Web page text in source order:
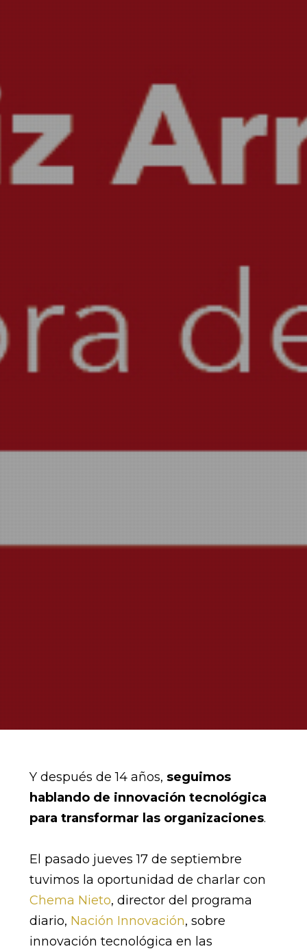
Y después de 14 años, seguimos
hablando de innovación tecnológica
para transformar las organizaciones.
El pasado jueves 17 de septiembre
tuvimos la oportunidad de charlar con
Chema Nieto, director del programa
diario, Nación Innovación, sobre
innovación tecnológica en las